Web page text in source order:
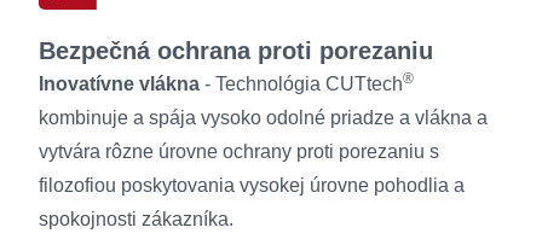
Bezpečná ochrana proti porezaniu
Inovatívne vlákna - Technológia CUTtech®
kombinuje a spája vysoko odolné priadze a vlákna a
vytvára rôzne úrovne ochrany proti porezaniu s
filozofiou poskytovania vysokej úrovne pohodlia a
spokojnosti zákazníka.